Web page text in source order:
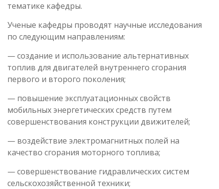
тематике кафедры.
Ученые кафедры проводят научные исследования
по следующим направлениям:
— создание и использование альтернативных
топлив для двигателей внутреннего сгорания
первого и второго поколения;
— повышение эксплуатационных свойств
мобильных энергетических средств путем
совершенствования конструкции движителей;
— воздействие электромагнитных полей на
качество сгорания моторного топлива;
— совершенствование гидравлических систем
сельскохозяйственной техники;